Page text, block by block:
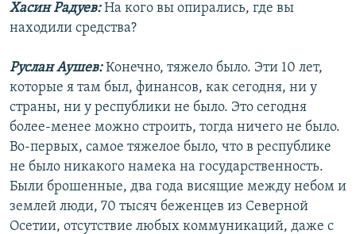
Хасин Радуев:На кого вы опирались, где вы
находили средства?
Руслан Аушев:Конечно, тяжело было. Эти 10 лет,
которые я там был, финансов, как сегодня, ни у
страны, ни у республики не было. Это сегодня
более-менее можно строить, тогда ничего не было.
Во-первых, самое тяжелое было, что в республике
не было никакого намека на государственность.
Были брошенные, два года висящие между небом и
землей люди, 70 тысяч беженцев из Северной
Осетии, отсутствие любых коммуникаций, даже с